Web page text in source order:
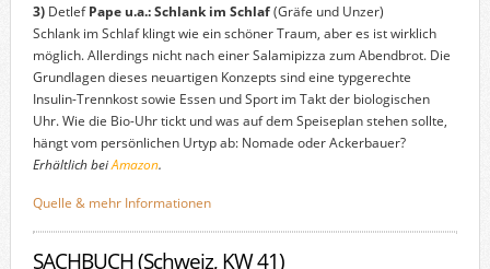
3)DetlefPape u.a.: Schlank im Schlaf(Gräfe und Unzer)
Schlank im Schlaf klingt wie ein schöner Traum, aber es ist wirklich
möglich. Allerdings nicht nach einer Salamipizza zum Abendbrot. Die
Grundlagen dieses neuartigen Konzepts sind eine typgerechte
Insulin-Trennkost sowie Essen und Sport im Takt der biologischen
Uhr. Wie die Bio-Uhr tickt und was auf dem Speiseplan stehen sollte,
hängt vom persönlichen Urtyp ab: Nomade oder Ackerbauer?
Erhältlich beiAmazon.
Quelle & mehr Informationen
SACHBUCH (Schweiz, KW 41)